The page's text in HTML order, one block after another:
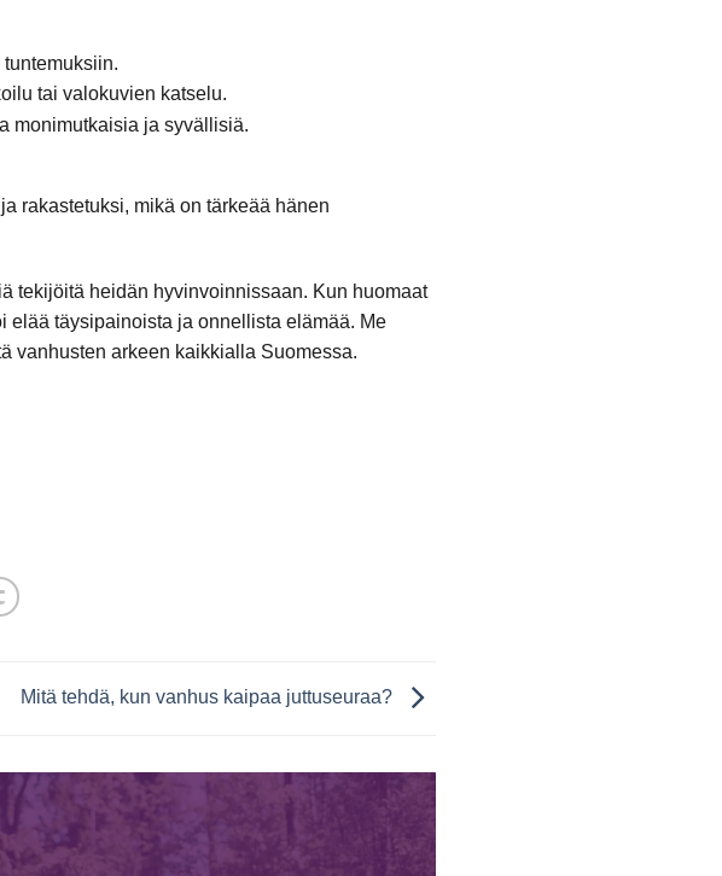
tai valokuvien katselu.
monimutkaisia ja syvällisiä.
rakastetuksi, mikä on tärkeää hänen
tekijöitä heidän hyvinvoinnissaan. Kun huomaat
elää täysipainoista ja onnellista elämää. Me
vanhusten arkeen kaikkialla Suomessa.
Mitä tehdä, kun vanhus kaipaa juttuseuraa?